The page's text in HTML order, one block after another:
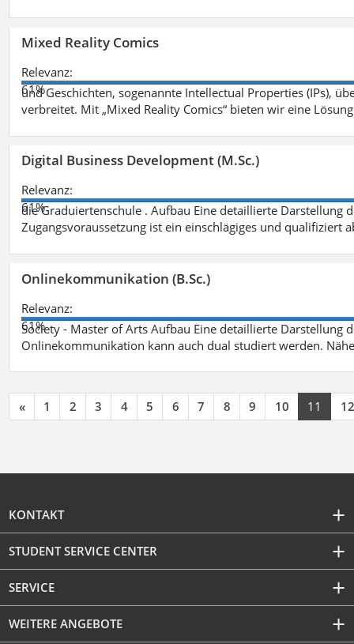
Mixed Reality Comics
Relevanz:
61%
und Geschichten, sogenannte Intellectual Properties (IPs),
verbreitet. Mit „Mixed Reality Comics“ bieten wir eine
Digital Business Development (M.Sc.)
Relevanz:
61%
die Graduiertenschule . Aufbau Eine detaillierte Darstellung
Zugangsvoraussetzung ist ein einschlägiges und qualifiziert
Onlinekommunikation (B.Sc.)
Relevanz:
61%
Society - Master of Arts Aufbau Eine detaillierte Darstellung
Onlinekommunikation kann auch dual studiert werden.
« 1 2 3 4 5 6 7 8 9 10 11 12
KONTAKT
STUDENT SERVICE CENTER
SERVICE
WEITERE ANGEBOTE